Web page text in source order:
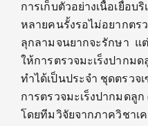
การเก็บตัวอย่างเนื้อเยื่อ
หลายคนรั้งรอไม่อยากตร
ลุกลามจนยากจะรักษา
ให้การตรวจมะเร็งปากมด
ทำได้เป็นประจำ ชุดตรวจ
การตรวจมะเร็งปากมดลูก
โดยทีมวิจัยจากภาควิชาเ